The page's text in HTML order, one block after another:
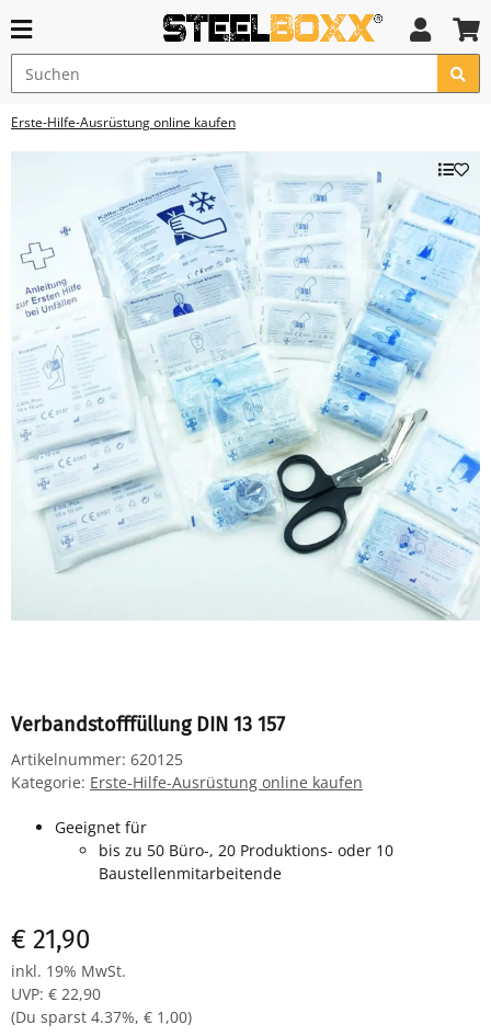
Erste-Hilfe-Ausrüstung online kaufen
Verbandstofffüllung DIN 13 157
Artikelnummer: 620125
Kategorie: Erste-Hilfe-Ausrüstung online kaufen
Geeignet für
bis zu 50 Büro-, 20 Produktions- oder 10
Baustellenmitarbeitende
€ 21,90
inkl. 19% MwSt.
UVP: € 22,90
(Du sparst 4.37%, € 1,00)